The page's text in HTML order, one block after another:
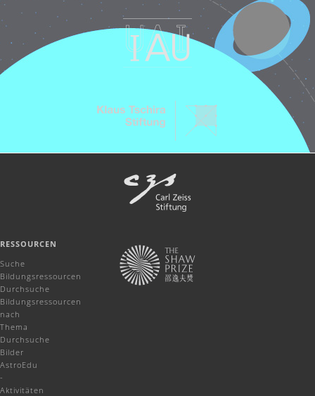
RESSOURCEN
Suche
Bildungsressourcen
Durchsuche
Bildungsressourcen
nach
Thema
Durchsuche
Bilder
AstroEdu
-
Aktivitäten